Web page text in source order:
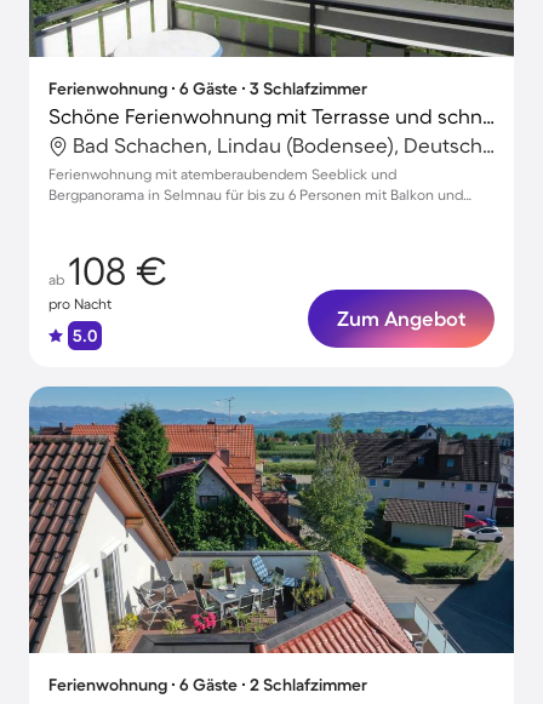
Ferienwohnung ∙ 6 Gäste ∙ 3 Schlafzimmer
Schöne Ferienwohnung mit Terrasse und schnellem Internet | Gartenblick
Bad Schachen, Lindau (Bodensee), Deutschland
Ferienwohnung mit atemberaubendem Seeblick und
Bergpanorama in Selmnau für bis zu 6 Personen mit Balkon und
ab 108 €
pro Nacht
5.0
Zum Angebot
Ferienwohnung ∙ 6 Gäste ∙ 2 Schlafzimmer